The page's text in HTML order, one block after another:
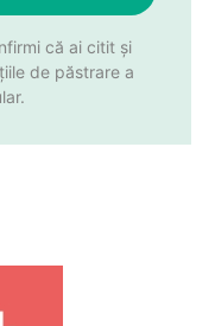
că ai citit și
de păstrare a